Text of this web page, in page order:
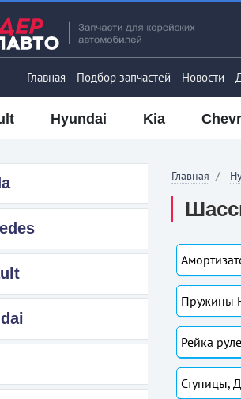
Главная Подбор запчастей Новости
Hyundai Kia
Главная
Пружины
Рейка
Ступицы,